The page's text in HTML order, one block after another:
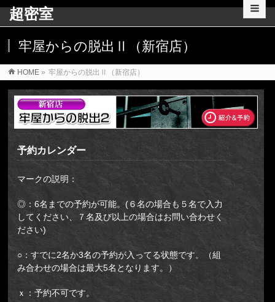
超密室
牢屋からの脱出Ⅱ（新宿店）
HOME » 牢屋からの脱出Ⅱ（新宿店）
予約カレンダー
マークの説明：
◎：6名までの予約が可能。(６名の場合も５名で入力
してください、７名及び以上の場合はお問い合わせく
ださい)
○：すでに2名か3名の予約が入ってる状態です。（組
み合わせの場合は最大5名となります。）
ｘ：予約不可です。